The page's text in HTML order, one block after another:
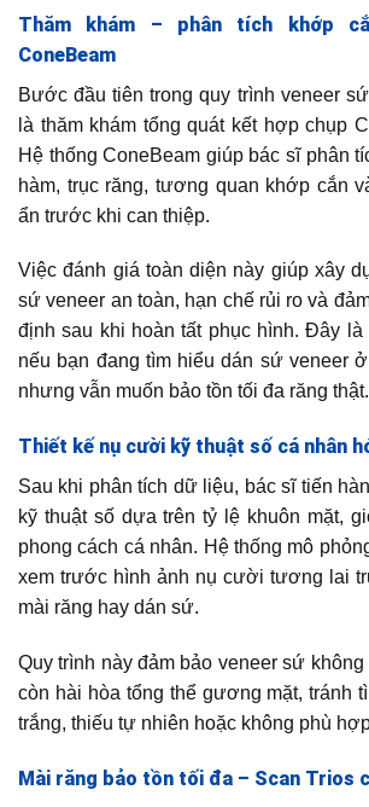
Thăm khám – phân tích khớp
ConeBeam
Bước đầu tiên trong quy trình veneer
là thăm khám tổng quát kết hợp chụp
Hệ thống ConeBeam giúp bác sĩ phân
hàm, trục răng, tương quan khớp cắn
ẩn trước khi can thiệp.
Việc đánh giá toàn diện này giúp xây
sứ veneer an toàn, hạn chế rủi ro và
định sau khi hoàn tất phục hình. Đây là
nếu bạn đang tìm hiểu dán sứ veneer
nhưng vẫn muốn bảo tồn tối đa răng thật.
Thiết kế nụ cười kỹ thuật số cá nhân
Sau khi phân tích dữ liệu, bác sĩ tiến
kỹ thuật số dựa trên tỷ lệ khuôn mặt,
phong cách cá nhân. Hệ thống mô
xem trước hình ảnh nụ cười tương lai
mài răng hay dán sứ.
Quy trình này đảm bảo veneer sứ không
còn hài hòa tổng thể gương mặt, tránh
trắng, thiếu tự nhiên hoặc không phù
Mài răng bảo tồn tối đa – Scan Trios